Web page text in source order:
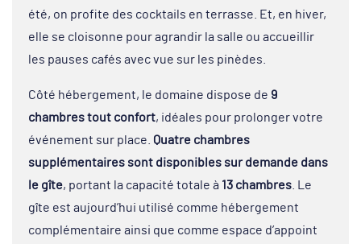
été, on profite des cocktails en terrasse. Et, en hiver,
elle se cloisonne pour agrandir la salle ou accueillir
les pauses cafés avec vue sur les pinèdes.
Côté hébergement, le domaine dispose de 9
chambres tout confort, idéales pour prolonger votre
événement sur place. Quatre chambres
supplémentaires sont disponibles sur demande dans
le gîte, portant la capacité totale à 13 chambres . Le
gîte est aujourd’hui utilisé comme hébergement
complémentaire ainsi que comme espace d’appoint